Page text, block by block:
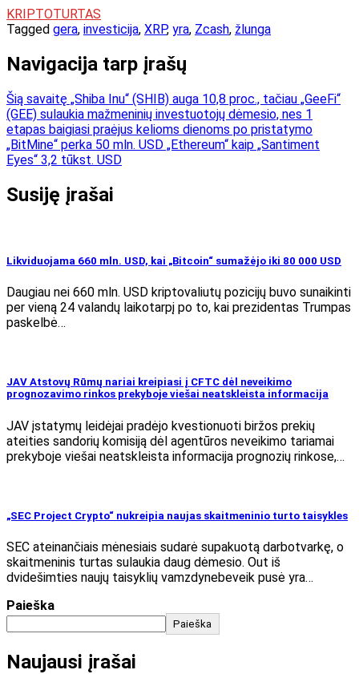
KRIPTOTURTAS
Tagged gera, investicija, XRP, yra, Zcash, žlunga
Navigacija tarp įrašų
Šią savaitę „Shiba Inu“ (SHIB) auga 10,8 proc., tačiau „GeeFi“
(GEE) sulaukia mažmeninių investuotojų dėmesio, nes 1
etapas baigiasi praėjus kelioms dienoms po pristatymo
„BitMine“ perka 50 mln. USD „Ethereum“ kaip „Santiment
Eyes“ 3,2 tūkst. USD
Susiję įrašai
Likviduojama 660 mln. USD, kai „Bitcoin“ sumažėjo iki 80 000 USD
Daugiau nei 660 mln. USD kriptovaliutų pozicijų buvo sunaikinti
per vieną 24 valandų laikotarpį po to, kai prezidentas Trumpas
paskelbė…
JAV Atstovų Rūmų nariai kreipiasi į CFTC dėl neveikimo
prognozavimo rinkos prekyboje viešai neatskleista informacija
JAV įstatymų leidėjai pradėjo kvestionuoti biržos prekių
ateities sandorių komisiją dėl agentūros neveikimo tariamai
prekyboje viešai neatskleista informacija prognozių rinkose,…
„SEC Project Crypto“ nukreipia naujas skaitmeninio turto taisykles
SEC ateinančiais mėnesiais sudarė supakuotą darbotvarkę, o
skaitmeninis turtas sulaukia daug dėmesio. Out iš
dvidešimties naujų taisyklių vamzdynebeveik pusė yra…
Paieška
Paieška
Naujausi įrašai